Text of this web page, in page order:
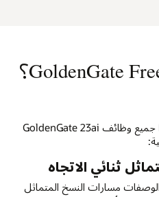
GoldenGate يتضمن Free 23ai جميع وظائف GoldenGate 23ai
ثنائي الاتجاه
الوصفات مسارات النسخ المتماثل